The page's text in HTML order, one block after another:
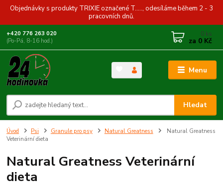
Objednávky s produkty TRIXIE označené T....., odesíláme během 2 - 3
pracovních dnů.
Menu
Hledat
+420 776 263 020
(Po-Pá, 8-16 hod.)
0 ks
za 0 Kč
Úvod Psi Granule pro psy Natural Greatness
Natural Greatness
Veterinární dieta
Natural Greatness Veterinární
dieta